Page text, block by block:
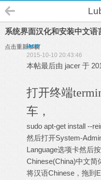
系统界面汉化和安装中文语
点击重新加载
jacer
2015-10-10 20:43:46
本帖最后由 jacer 于
打开终端
车，
sudo apt-get install --
然后打开System-
Language选项卡然后
Chinese(China)中文简
将汉语Chinese，拖到